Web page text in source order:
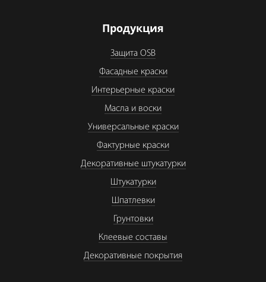
Продукция
Защита OSB
Фасадные краски
Интерьерные краски
Масла и воски
Универсальные краски
Фактурные краски
Декоративные штукатурки
Штукатурки
Шпатлевки
Грунтовки
Клеевые составы
Декоративные покрытия